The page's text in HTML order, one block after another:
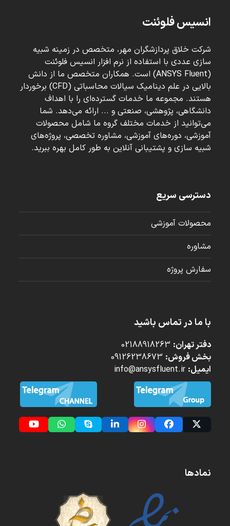
انسیس فلوئنت
شرکت خلاق پردازشگران مهر، متخصص در زمینه شبیه
سازی عددی با استفاده از نرم افزار انسیس فلوئنت
(ANSYS Fluent) است. همکاران متخصص ما از دانش
بالایی در علم دینامیک سیالات محاسباتی (CFD) برخوردار
هستند. مجموعه ما خدمات گسترده‌ای را با اهداف
دانشگاهی، پژوهشی، صنعتی و ... ارائه می‌دهد. شما
می‌توانید از خدمات مختلف گروه ما شامل محصولات
آموزشی، دوره‌های آموزشی، مشاوره تخصصی، پروژه‌های
شبیه سازی و پشتیبانی آنلاین به طور کامل بهره ببرید.
دسترسی سریع
محصولات آموزشی
مشاوره
سفارش پروژه
با ما در تماس باشید
دفتر تهران:
بخش فروش:
ایمیل: info@ansysfluent.ir
Twitter
Facebook
Instagram
LinkedIn
Skype
Whatsapp
نمادها